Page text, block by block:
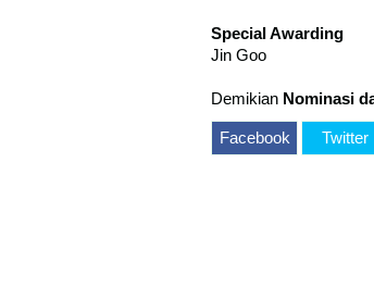
Special Awarding
Jin Goo
Demikian Nominasi
Facebook Twitter